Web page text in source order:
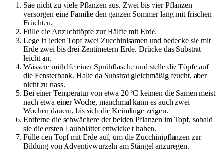
Säe nicht zu viele Pflanzen aus. Zwei bis vier Pflanzen
versorgen eine Familie den ganzen Sommer lang mit frischen
Früchten.
Fülle die Anzuchttöpfe zur Hälfte mit Erde.
Lege in jeden Topf zwei Zucchinisamen und bedecke sie mit
Erde zwei bis drei Zentimetern Erde. Drücke das Substrat
leicht an.
Wässere mithilfe einer Sprühflasche und stelle die Töpfe auf
die Fensterbank. Halte da Substrat gleichmäßig feucht, aber
nicht zu nass.
Bei einer Temperatur von etwa 20 ºC keimen die Samen meist
nach etwa einer Woche, manchmal kann es auch zwei
Wochen dauern, bis sich die Keimlinge zeigen.
Entferne die schwächere der beiden Pflanzen im Topf, sobald
sie die ersten Laubblätter entwickelt haben.
Fülle den Topf mit Erde auf, um die Zucchinipflanzen zur
Bildung von Adventivwurzeln am Stängel anzuregen.